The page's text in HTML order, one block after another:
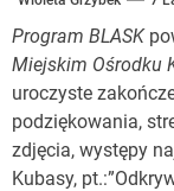
Program BLASK
Miejskim Ośrodku
uroczyste
podziękowania,
zdjęcia, występy
Kubasy,